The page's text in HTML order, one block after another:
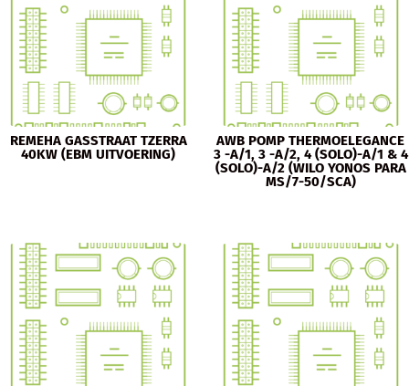
REMEHA GASSTRAAT TZERRA
40KW (EBM UITVOERING)
AWB POMP THERMOELEGANCE
3 -A/1, 3 -A/2, 4 (SOLO)-A/1 & 4
(SOLO)-A/2 (WILO YONOS PARA
MS/7-50/SCA)